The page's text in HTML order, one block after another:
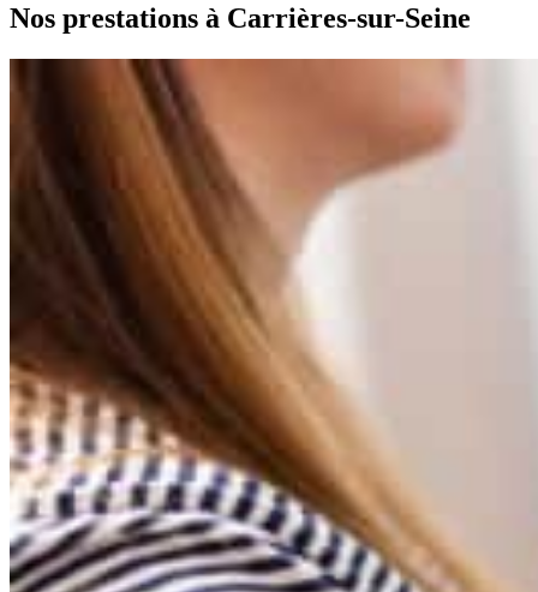
Nos prestations à Carrières-sur-Seine